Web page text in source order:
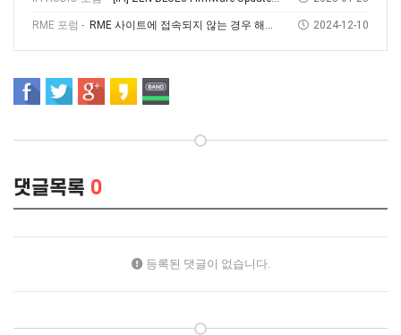
RME 포럼 - RME 사이트에 접속되지 않는 경우 해결방법 2024-12-10
댓글목록 0
등록된 댓글이 없습니다.